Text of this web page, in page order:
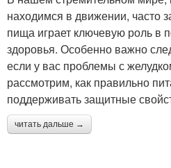
находимся в движении, часто
пища играет ключевую роль в
здоровья. Особенно важно
если у вас проблемы с
рассмотрим, как правильно
поддерживать защитные
читать дальше →